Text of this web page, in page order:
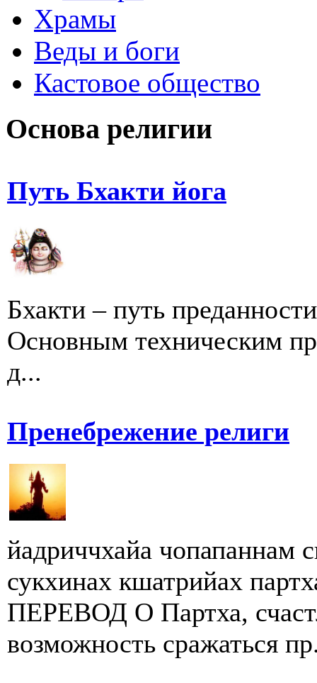
Храмы
Веды и боги
Кастовое общество
Основа религии
Путь Бхакти йога
Бхакти – путь
Основным техническим
д...
Пренебрежение религи
йадриччхайа чопапаннам
сукхинах кшатрийах
ПЕРЕВОД О Партха,
возможность сражаться